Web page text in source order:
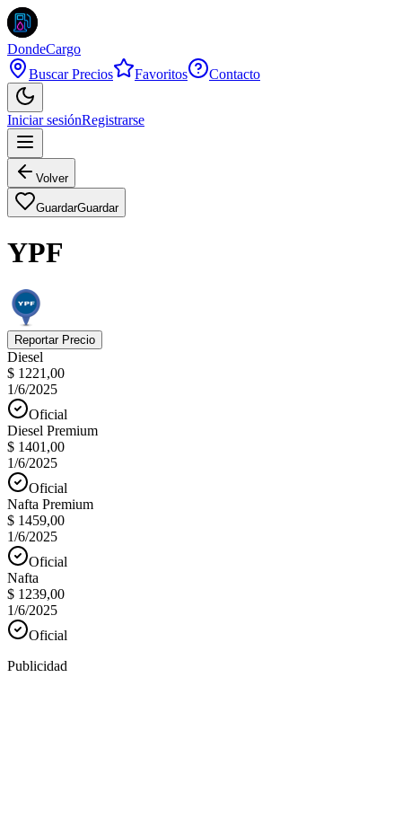
DondeCargo
Buscar Precios
Favoritos Contacto
Iniciar sesiónRegistrarse
Volver
GuardarGuardar
YPF
Reportar Precio
Diesel
$ 1221,00
1/6/2025
Oficial
Diesel Premium
$ 1401,00
1/6/2025
Oficial
Nafta Premium
$ 1459,00
1/6/2025
Oficial
Nafta
$ 1239,00
1/6/2025
Oficial
Publicidad